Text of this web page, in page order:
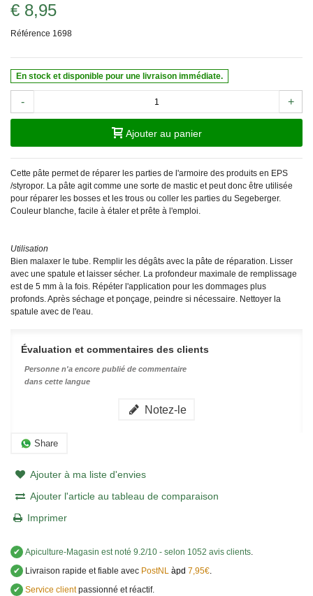
€ 8,95
Référence 1698
En stock et disponible pour une livraison immédiate.
- +
Ajouter au panier
Cette pâte permet de réparer les parties de l'armoire des produits en EPS
/styropor. La pâte agit comme une sorte de mastic et peut donc être utilisée
pour réparer les bosses et les trous ou coller les parties du Segeberger.
Couleur blanche, facile à étaler et prête à l'emploi.
Utilisation
Bien malaxer le tube. Remplir les dégâts avec la pâte de réparation. Lisser
avec une spatule et laisser sécher. La profondeur maximale de remplissage
est de 5 mm à la fois. Répéter l'application pour les dommages plus
profonds. Après séchage et ponçage, peindre si nécessaire. Nettoyer la
spatule avec de l'eau.
Évaluation et commentaires des clients
Personne n'a encore publié de commentaire
dans cette langue
Notez-le
Share
Ajouter à ma liste d'envies
Ajouter l'article au tableau de comparaison
Imprimer
✔ Apiculture-Magasin est noté 9.2/10 - selon 1052 avis clients.
✔
Livraison rapide et fiable avec PostNL àpd 7,95€.
✔ Service clientpassionné et réactif.